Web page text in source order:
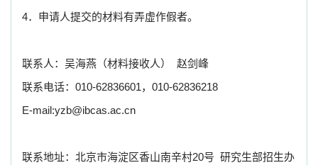
4．申请人提交的材料有弄虚作假者。
联系人：吴海燕（材料接收人） 赵剑峰
联系电话：010-62836601，010-62836218
E-mail:yzb@ibcas.ac.cn
联系地址：北京市海淀区香山南辛村20号 研究生部招生办